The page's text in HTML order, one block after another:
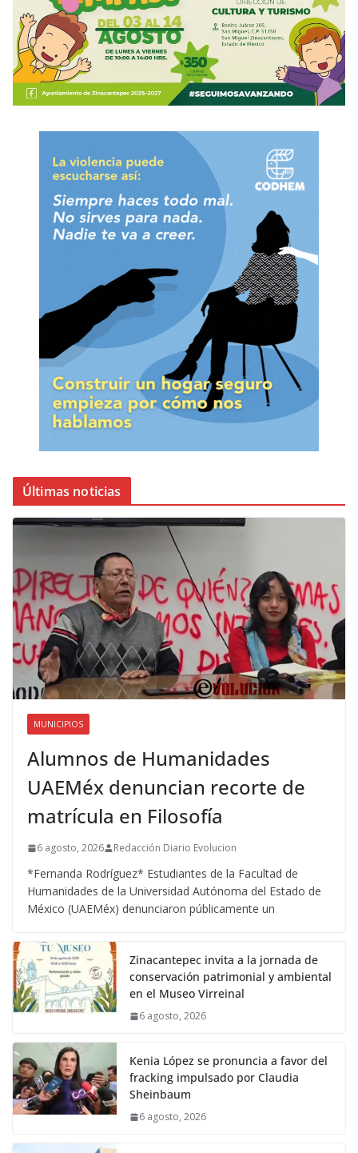
Últimas noticias
MUNICIPIOS
Alumnos de Humanidades
UAEMéx denuncian recorte de
matrícula en Filosofía
6 agosto, 2026 Redacción Diario Evolucion
*Fernanda Rodríguez* Estudiantes de la Facultad de
Humanidades de la Universidad Autónoma del Estado de
México (UAEMéx) denunciaron públicamente un
Zinacantepec invita a la jornada de
conservación patrimonial y ambiental
en el Museo Virreinal
6 agosto, 2026
Kenia López se pronuncia a favor del
fracking impulsado por Claudia
Sheinbaum
6 agosto, 2026